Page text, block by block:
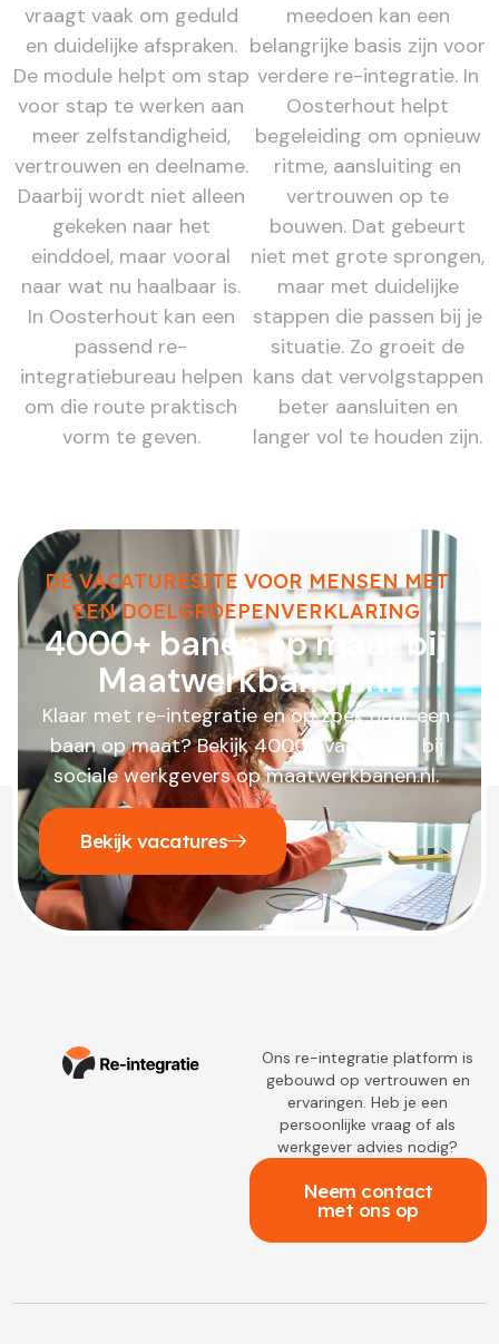
vraagt vaak om geduld
en duidelijke afspraken.
De module helpt om stap
voor stap te werken aan
meer zelfstandigheid,
vertrouwen en deelname.
Daarbij wordt niet alleen
gekeken naar het
einddoel, maar vooral
naar wat nu haalbaar is.
In Oosterhout kan een
passend re-
integratiebureau helpen
om die route praktisch
vorm te geven.
meedoen kan een
belangrijke basis zijn voor
verdere re-integratie. In
Oosterhout helpt
begeleiding om opnieuw
ritme, aansluiting en
vertrouwen op te
bouwen. Dat gebeurt
niet met grote sprongen,
maar met duidelijke
stappen die passen bij je
situatie. Zo groeit de
kans dat vervolgstappen
beter aansluiten en
langer vol te houden zijn.
DE VACATURESITE VOOR MENSEN MET
EEN DOELGROEPENVERKLARING
4000+ banen op maat bij
Maatwerkbanen.nl
Klaar met re-integratie en op zoek naar een
baan op maat? Bekijk 4000+ vacatures bij
sociale werkgevers op maatwerkbanen.nl.
Bekijk vacatures
Ons re-integratie platform is
gebouwd op vertrouwen en
ervaringen. Heb je een
persoonlijke vraag of als
werkgever advies nodig?
Neem contact
met ons op